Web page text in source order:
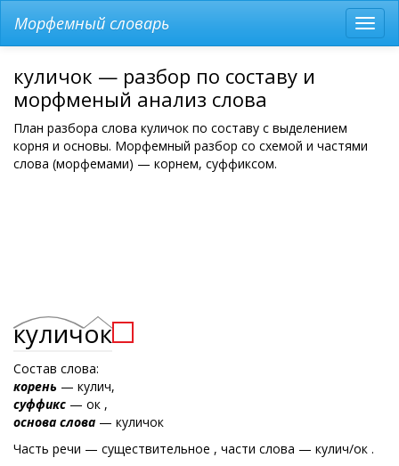
меню
Морфемный словарь
куличок — разбор по составу и
морфменый анализ слова
План разбора слова куличок по составу с выделением
корня и основы. Морфемный разбор со схемой и частями
слова (морфемами) — корнем, суффиксом.
куличок
Состав слова:
корень — кулич,
суффикс — ок ,
основа слова — куличок
Часть речи — существительное , части слова — кулич/ок .